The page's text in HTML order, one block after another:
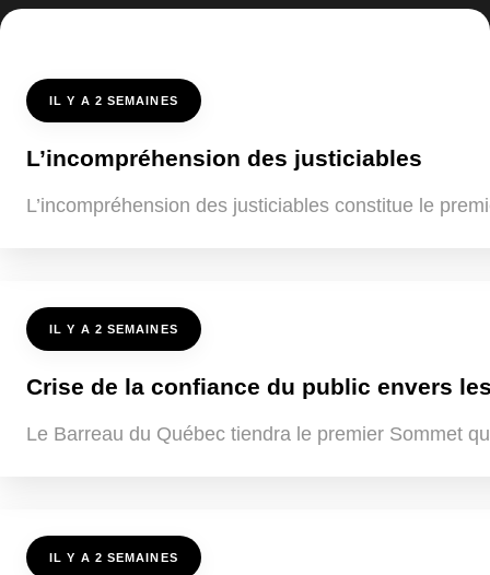
IL Y A 2 SEMAINES
L’incompréhension des justiciables
L’incompréhension des justiciables constitue le
IL Y A 2 SEMAINES
Crise de la confiance du public envers
Le Barreau du Québec tiendra le premier Sommet
IL Y A 2 SEMAINES